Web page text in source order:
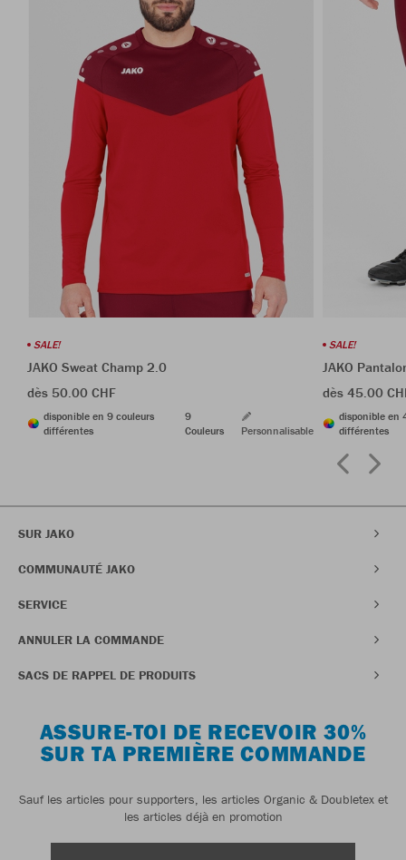
SALE!
JAKO Sweat Champ 2.0
dès 50.00 CHF
disponible en 9 couleurs
différentes
9
Couleurs
Personnalisable
SALE!
JAKO
dès 45.00
disponible en
différentes
SUR JAKO
COMMUNAUTÉ JAKO
SERVICE
ANNULER LA COMMANDE
SACS DE RAPPEL DE PRODUITS
ASSURE-TOI DE RECEVOIR 30%
SUR TA PREMIÈRE COMMANDE
Sauf les articles pour supporters, les articles Organic & Doubletex et
les articles déjà en promotion